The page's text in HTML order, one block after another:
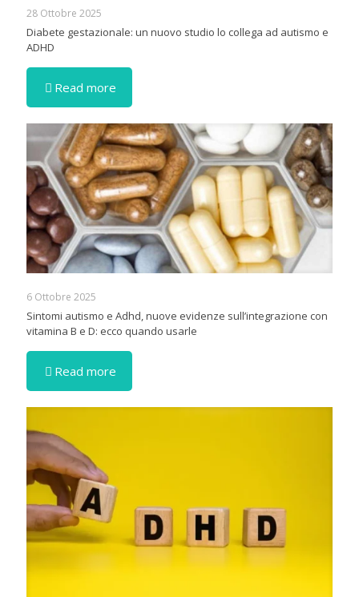
28 Ottobre 2025
Diabete gestazionale: un nuovo studio lo collega ad autismo e
ADHD
Read more
6 Ottobre 2025
Sintomi autismo e Adhd, nuove evidenze sull’integrazione con
vitamina B e D: ecco quando usarle
Read more